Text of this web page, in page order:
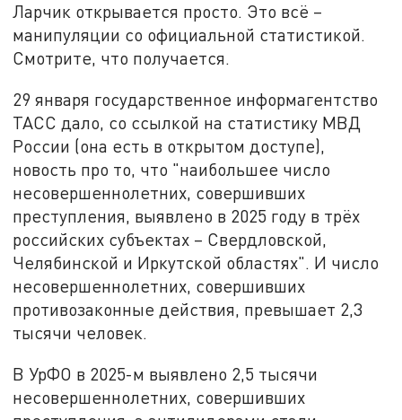
Ларчик открывается просто. Это всё –
манипуляции со официальной статистикой.
Смотрите, что получается.
29 января государственное информагентство
ТАСС дало, со ссылкой на статистику МВД
России (она есть в открытом доступе),
новость про то, что "наибольшее число
несовершеннолетних, совершивших
преступления, выявлено в 2025 году в трёх
российских субъектах – Свердловской,
Челябинской и Иркутской областях". И число
несовершеннолетних, совершивших
противозаконные действия, превышает 2,3
тысячи человек.
В УрФО в 2025-м выявлено 2,5 тысячи
несовершеннолетних, совершивших